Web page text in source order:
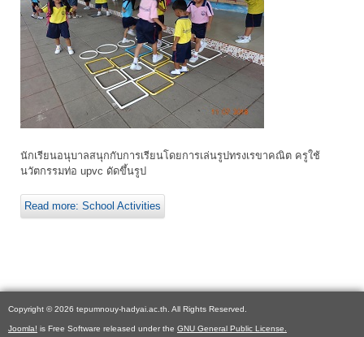
นักเรียนอนุบาลสนุกกับการเรียนโดยการเล่นรูปทรงเรขาคณิต ครูใช้
นวัตกรรมท่อ upvc ดัดขึ้นรูป
Read more: School Activities
Copyright © 2026 tepumnouy-hadyai.ac.th. All Rights Reserved.
Joomla! is Free Software released under the GNU General Public License.